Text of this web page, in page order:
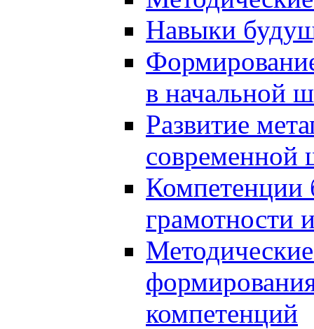
Навыки
в начальной
Развитие
современной
Компетенции
грамотности
компетенций